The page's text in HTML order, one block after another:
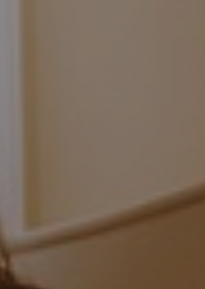
La Meurthe & Moselle en instantanée,